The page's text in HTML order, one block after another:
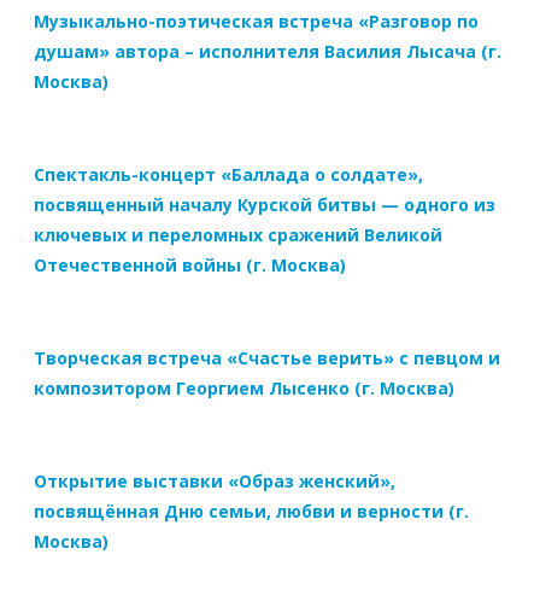
Музыкально-поэтическая встреча «Разговор по
душам» автора – исполнителя Василия Лысача (г.
Москва)
Спектакль-концерт «Баллада о солдате»,
посвященный началу Курской битвы — одного из
ключевых и переломных сражений Великой
Отечественной войны (г. Москва)
Творческая встреча «Счастье верить» с певцом и
композитором Георгием Лысенко (г. Москва)
Открытие выставки «Образ женский»,
посвящённая Дню семьи, любви и верности (г.
Москва)